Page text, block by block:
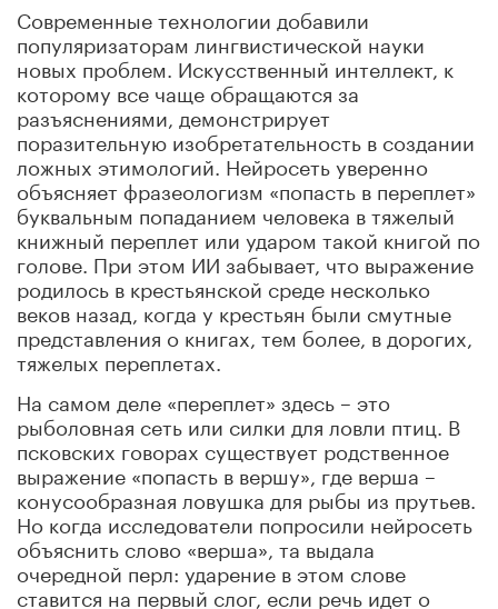
Современные технологии добавили
популяризаторам лингвистической науки
новых проблем. Искусственный интеллект, к
которому все чаще обращаются за
разъяснениями, демонстрирует
поразительную изобретательность в создании
ложных этимологий. Нейросеть уверенно
объясняет фразеологизм «попасть в переплет»
буквальным попаданием человека в тяжелый
книжный переплет или ударом такой книгой по
голове. При этом ИИ забывает, что выражение
родилось в крестьянской среде несколько
веков назад, когда у крестьян были смутные
представления о книгах, тем более, в дорогих,
тяжелых переплетах.
На самом деле «переплет» здесь – это
рыболовная сеть или силки для ловли птиц. В
псковских говорах существует родственное
выражение «попасть в вершу», где верша –
конусообразная ловушка для рыбы из прутьев.
Но когда исследователи попросили нейросеть
объяснить слово «верша», та выдала
очередной перл: ударение в этом слове
ставится на первый слог, если речь идет о